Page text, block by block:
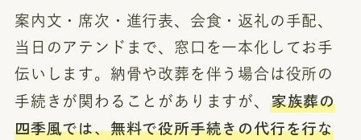
案内文・席次・進行表、会食・返礼の手配、
当日のアテンドまで、窓口を一本化してお手
伝いします。納骨や改葬を伴う場合は役所の
手続きが関わることがありますが、
家族葬の
四季風では、無料で役所手続きの代行を行な